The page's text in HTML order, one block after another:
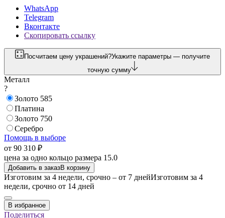
WhatsApp
Telegram
Вконтакте
Скопировать ссылку
Посчитаем цену украшений?Укажите параметры — получите
точную сумму
Металл
?
Золото 585
Платина
Золото 750
Серебро
Помощь в выборе
от 90 310 ₽
цена за одно кольцо размера 15.0
Добавить в заказВ корзину
Изготовим за 4 недели, срочно – от 7 днейИзготовим за 4
недели, срочно от 14 дней
В избранное
Поделиться